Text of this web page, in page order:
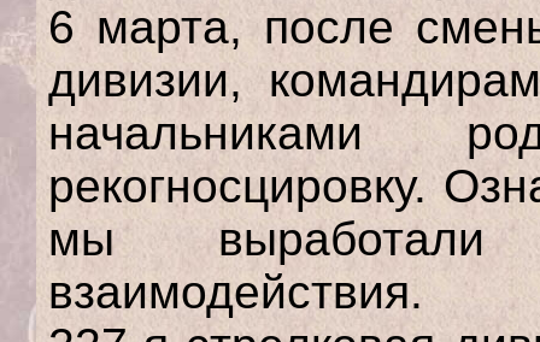
6 марта, после
дивизии,
начальниками
рекогносцировку.
мы
взаимодействия.